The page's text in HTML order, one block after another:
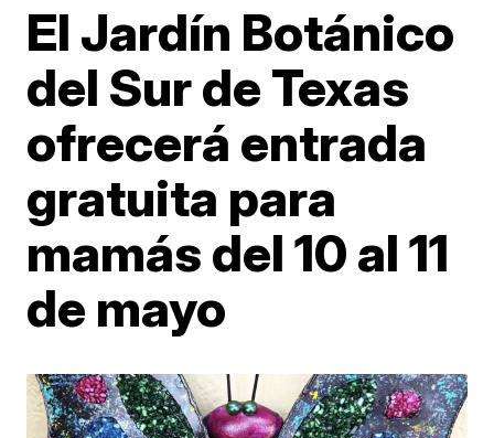
El Jardín Botánico
del Sur de Texas
ofrecerá entrada
gratuita para
mamás del 10 al 11
de mayo